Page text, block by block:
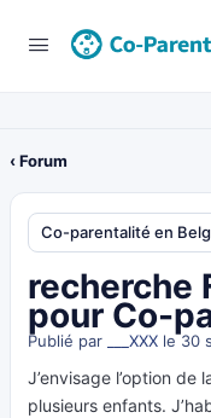
‹ Forum
Co-parentalité en
recherche
pour Co-
Publié par ___XXX le 30
J’envisage l’option
plusieurs enfants.